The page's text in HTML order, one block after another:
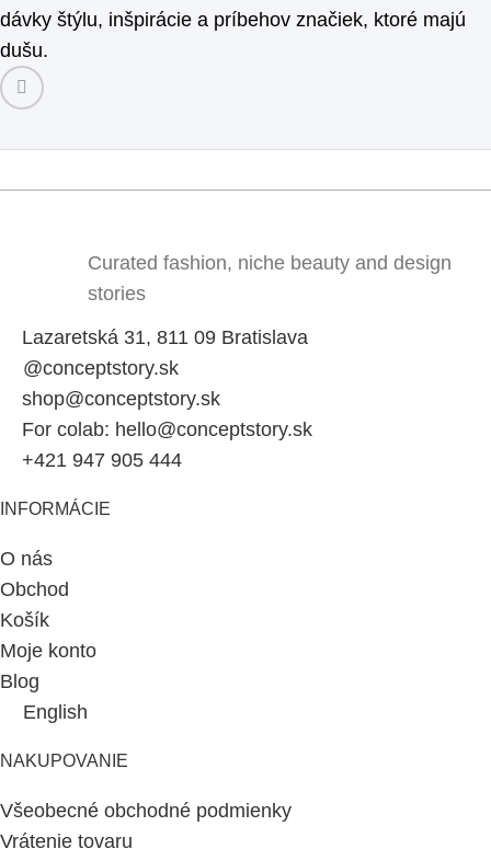
dávky štýlu, inšpirácie a príbehov značiek, ktoré majú
dušu.
Curated fashion, niche beauty and design
stories
Lazaretská 31, 811 09 Bratislava
@conceptstory.sk
shop@conceptstory.sk
For colab: hello@conceptstory.sk
+421 947 905 444
INFORMÁCIE
O nás
Obchod
Košík
Moje konto
Blog
English
NAKUPOVANIE
Všeobecné obchodné podmienky
Vrátenie tovaru